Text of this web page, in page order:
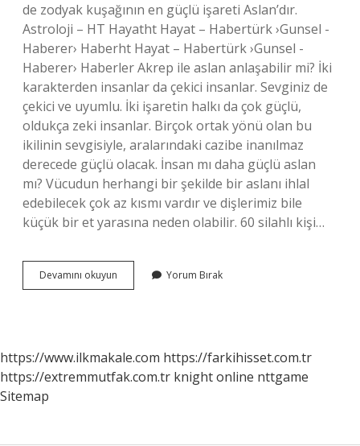
de zodyak kuşağının en güçlü işareti Aslan’dır.
Astroloji – HT Hayatht Hayat – Habertürk ›Gunsel -
Haberer› Haberht Hayat – Habertürk ›Gunsel -
Haberer› Haberler Akrep ile aslan anlaşabilir mi? İki
karakterden insanlar da çekici insanlar. Sevginiz de
çekici ve uyumlu. İki işaretin halkı da çok güçlü,
oldukça zeki insanlar. Birçok ortak yönü olan bu
ikilinin sevgisiyle, aralarındaki cazibe inanılmaz
derecede güçlü olacak. İnsan mı daha güçlü aslan
mı? Vücudun herhangi bir şekilde bir aslanı ihlal
edebilecek çok az kısmı vardır ve dişlerimiz bile
küçük bir et yarasına neden olabilir. 60 silahlı kişi…
Devamını okuyun
Mı
Yorum Bırak
https://www.ilkmakale.com https://farkihisset.com.tr
https://extremmutfak.com.tr knight online nttgame
Sitemap